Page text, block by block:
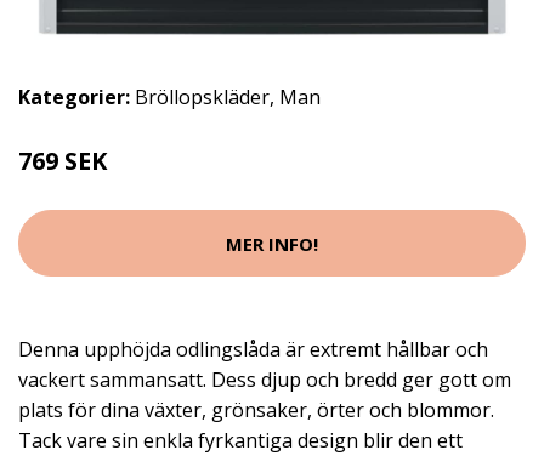
Kategorier: Bröllopskläder, Man
769 SEK
MER INFO!
Denna upphöjda odlingslåda är extremt hållbar och
vackert sammansatt. Dess djup och bredd ger gott om
plats för dina växter, grönsaker, örter och blommor.
Tack vare sin enkla fyrkantiga design blir den ett